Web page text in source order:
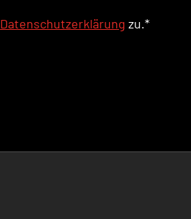
Datenschutzerklärung zu.*